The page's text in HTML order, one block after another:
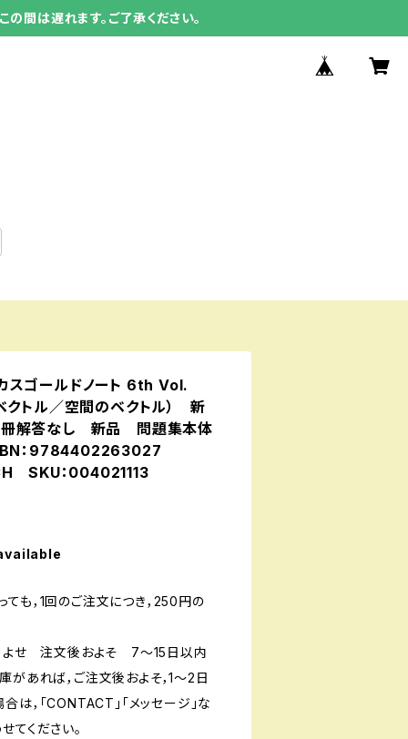
間は遅れます。ご了承ください。
ゴールドノート 6th Vol.
トル／空間のベクトル） 新
解答なし 新品 問題集本体
：9784402263027
SKU：004021113
も，1回のご注文につき，250円の
りよせ 注文後およそ 7〜15日以内
があれば，ご注文後およそ，1〜2日
は，「CONTACT」「メッセージ」な
てください。